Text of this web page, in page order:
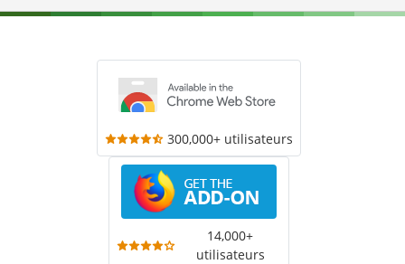
300,000+ utilisateurs
14,000+
utilisateurs